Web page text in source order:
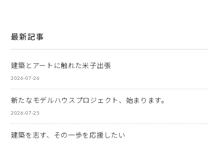
最新記事
建築とアートに触れた米子出張
2026-07-26
新たなモデルハウスプロジェクト、始まります。
2026-07-25
建築を志す、その一歩を応援したい